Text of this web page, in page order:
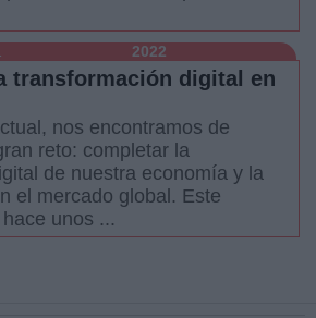
2022
transformación digital en
nos encontramos de
reto: completar la
de nuestra economía y la
el mercado global. Este
unos ...